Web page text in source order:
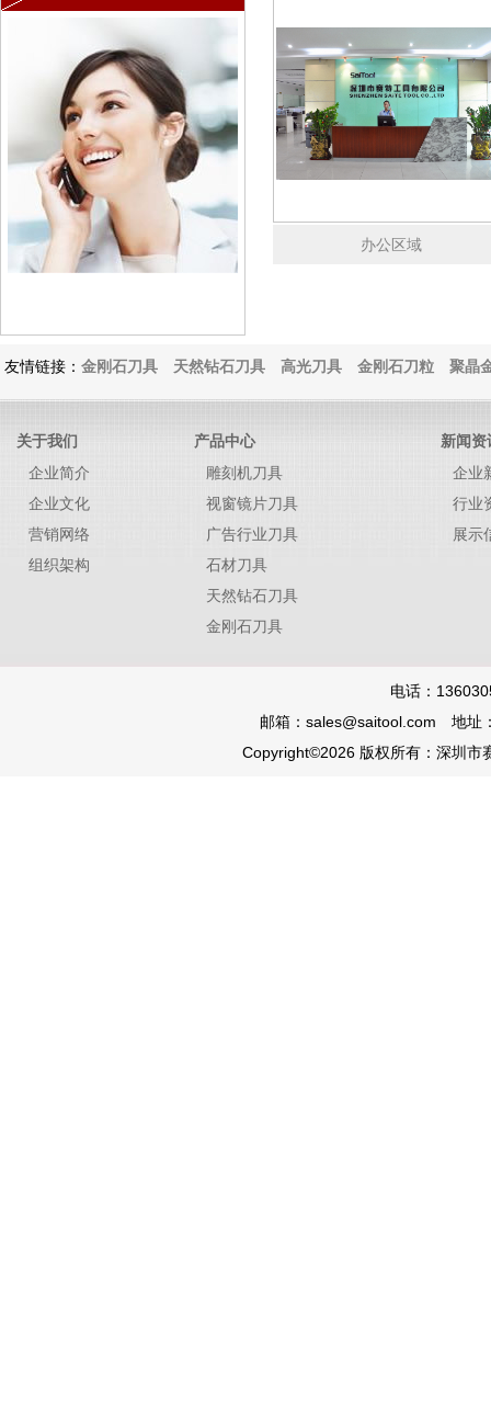
办公区域
友情链接： 金刚石刀具 天然钻石刀具 高光刀具 金刚石刀粒 聚晶
关于我们 产品中心
新闻资
企业简介
企业文化
营销网络
组织架构
雕刻机刀具
视窗镜片刀具
广告行业刀具
石材刀具
天然钻石刀具
金刚石刀具
企业
行业
展示
电话：
邮箱：sales@saitool.com 地址
Copyright©2026 版权所有：深圳